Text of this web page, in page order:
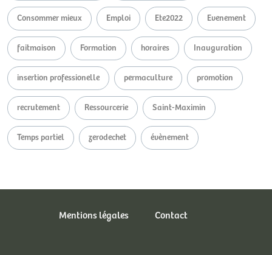
Consommer mieux Emploi Ete2022 Evenement
faitmaison Formation horaires Inauguration
insertion professionelle permaculture promotion
recrutement Ressourcerie Saint-Maximin
Temps partiel zerodechet évènement
Mentions légales Contact